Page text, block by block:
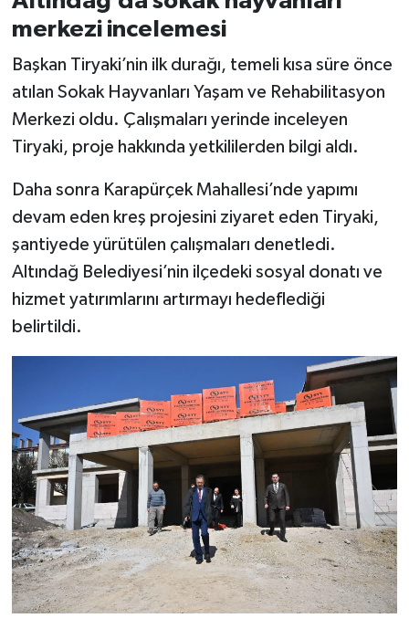
merkezi incelemesi
Başkan Tiryaki’nin ilk durağı, temeli kısa süre önce
atılan Sokak Hayvanları Yaşam ve Rehabilitasyon
Merkezi oldu. Çalışmaları yerinde inceleyen
Tiryaki, proje hakkında yetkililerden bilgi aldı.
Daha sonra Karapürçek Mahallesi’nde yapımı
devam eden kreş projesini ziyaret eden Tiryaki,
şantiyede yürütülen çalışmaları denetledi.
Altındağ Belediyesi’nin ilçedeki sosyal donatı ve
hizmet yatırımlarını artırmayı hedeflediği
belirtildi.